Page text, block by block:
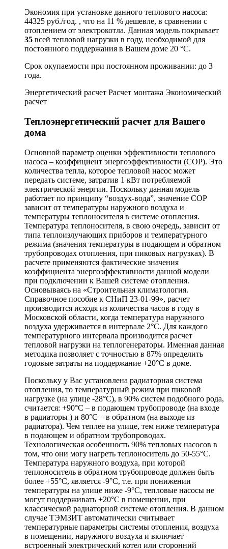
Экономия при установке данного теплового насоса:
44325 руб./год. , что на 11 % дешевле, в сравнении с
отоплением от электрокотла. Данная модель покрывает
35 всей тепловой нагрузки в году, необходимой для
постоянного поддержания в Вашем доме 20 °C.
Срок окупаемости при постоянном проживании: до 3
года.
Энергетический расчет Расчет монтажа Экономический
расчет
Теплоэнергетический расчет для Вашего
дома
Основной параметр оценки эффективности теплового
насоса – коэффициент энергоэффективности (СОР). Это
количества тепла, которое тепловой насос может
передать системе, затратив 1 кВт потребляемой
электрической энергии. Поскольку данная модель
работает по принципу “воздух-вода”, значение COP
зависит от температуры наружного воздуха и
температуры теплоносителя в системе отопления.
Температура теплоносителя, в свою очередь, зависит от
типа теплоизлучающих приборов и температурного
режима (значения температуры в подающем и обратном
трубопроводах отопления, при пиковых нагрузках). В
расчете применяются фактические значения
коэффициента энергоэффективности данной модели
при подключении к Вашей системе отопления.
Основываясь на «Строительная климатология.
Справочное пособие к СНиП 23-01-99», расчет
производится исходя из количества часов в году в
Московской области, когда температура наружного
воздуха удерживается в интервале 2°C. Для каждого
температурного интервала производится расчет
тепловой нагрузки на теплогенераторы. Именная данная
методика позволяет с точностью в 87% определить
годовые затраты на поддержание +20°C в доме.
Поскольку у Вас установлена радиаторная система
отопления, то температурный режим при пиковой
нагрузке (на улице -28°C), в 90% систем подобного рода,
считается: +90°C – в подающем трубопроводе (на входе
в радиаторы ) и 80°C – в обратном (на выходе из
радиатора). Чем теплее на улице, тем ниже температура
в подающем и обратном трубопроводах.
Технологическая особенность 90% тепловых насосов в
том, что они могу нагреть теплоноситель до 50-55°C.
Температура наружного воздуха, при которой
теплоноситель в обратном трубопроводе должен быть
более +55°C, является -9°C, т.е. при понижении
температуры на улице ниже -9°C, тепловые насосы не
могут поддерживать +20°C в помещении, при
классической радиаторной системе отопления. В данном
случае ТЭМЗИТ автоматически считывает
температурные параметры системы отопления, воздуха
в помещении, наружного воздуха и включает
встроенный электрический котел или сторонний